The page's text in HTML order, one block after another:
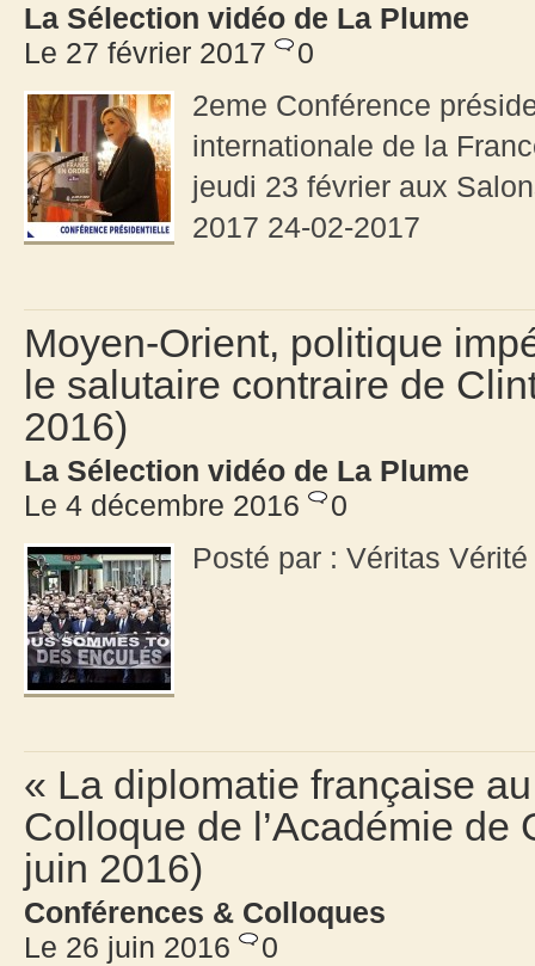
La Sélection vidéo de La Plume
Le 27 février 2017
0
2eme Conférence
internationale de la
jeudi 23 février aux
2017 24-02-2017
Moyen-Orient, politique
le salutaire contraire de
2016)
La Sélection vidéo de La Plume
Le 4 décembre 2016
0
Posté par : Véritas
« La diplomatie française
Colloque de l’Académie
juin 2016)
Conférences & Colloques
Le 26 juin 2016
0